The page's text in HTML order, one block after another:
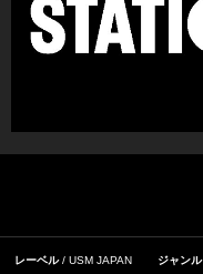
レーベル USM JAPAN ジャンル